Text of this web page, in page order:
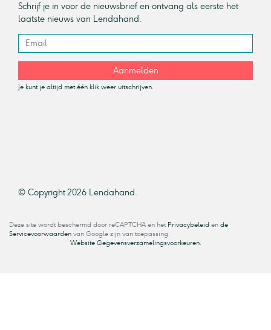
Schrijf je in voor de nieuwsbrief en ontvang als eerste het
laatste nieuws van Lendahand.
Aanmelden
Je kunt je altijd met één klik weer uitschrijven.
© Copyright 2026 Lendahand.
Deze site wordt beschermd door reCAPTCHA en het Privacybeleid en de
Servicevoorwaarden van Google zijn van toepassing.
Website Gegevensverzamelingsvoorkeuren.